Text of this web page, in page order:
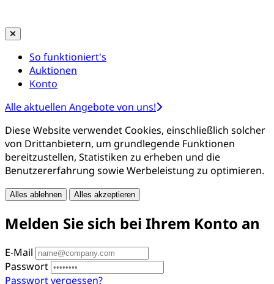
So funktioniert's
Auktionen
Konto
Alle aktuellen Angebote von uns!
Diese Website verwendet Cookies, einschließlich solcher
von Drittanbietern, um grundlegende Funktionen
bereitzustellen, Statistiken zu erheben und die
Benutzererfahrung sowie Werbeleistung zu optimieren.
Alles ablehnen Alles akzeptieren